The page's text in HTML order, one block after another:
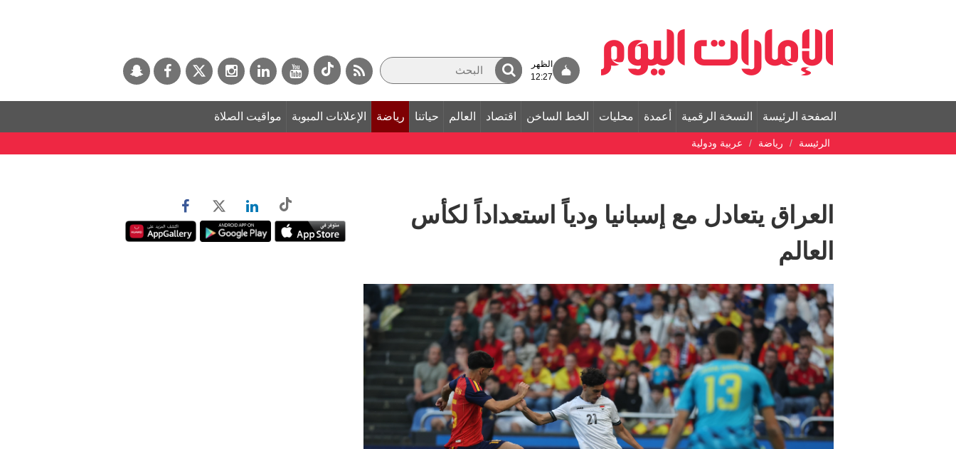
الظهر
12:27
الصفحة الرئيسة النسخة الرقمية أعمدة محليات الخط الساخن اقتصاد العالم حياتنا رياضة الإعلانات المبوبة مواقيت الصلاة
الرئيسة رياضة عربية ودولية
العراق يتعادل مع إسبانيا ودياً استعداداً لكأس
العالم